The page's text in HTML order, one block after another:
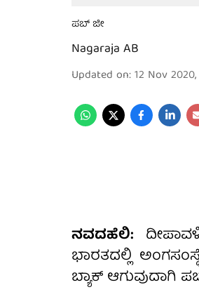
ಪಬ್ ಜೀ
Nagaraja AB
Updated on:12 Nov
ನವದಹೆಲಿ:
ಭಾರತದಲ್ಲಿ
ಬ್ಯಾಕ್ ಆಗುವುದಾಗಿ